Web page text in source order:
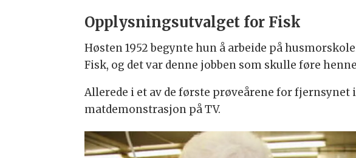
Opplysningsutvalget for Fisk
Høsten 1952 begynte hun å arbeide på
Fisk, og det var denne jobben som skulle føre
Allerede i et av de første prøveårene for
matdemonstrasjon på TV.